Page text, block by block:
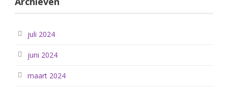
juli 2024
juni 2024
maart 2024